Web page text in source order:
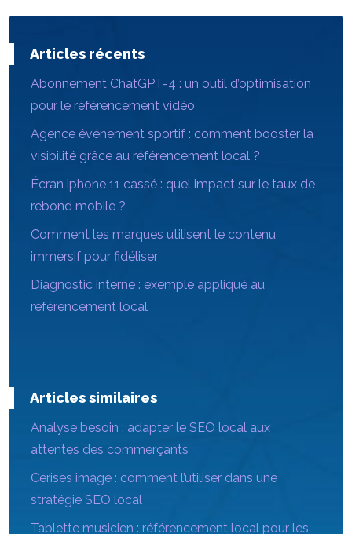
Articles récents
Abonnement ChatGPT-4 : un outil d’optimisation
pour le référencement vidéo
Agence événement sportif : comment booster la
visibilité grâce au référencement local ?
Écran iphone 11 cassé : quel impact sur le taux de
rebond mobile ?
Comment les marques utilisent le contenu
immersif pour fidéliser
Diagnostic interne : exemple appliqué au
référencement local
Articles similaires
Analyse besoin : adapter le SEO local aux
attentes des commerçants
Cerises image : comment l’utiliser dans une
stratégie SEO local
Tablette musicien : référencement local pour les